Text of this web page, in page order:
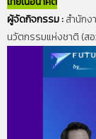
ผู้จัดกิจกรรม :สำนักง
นวัตกรรมแห่งชาติ (ส